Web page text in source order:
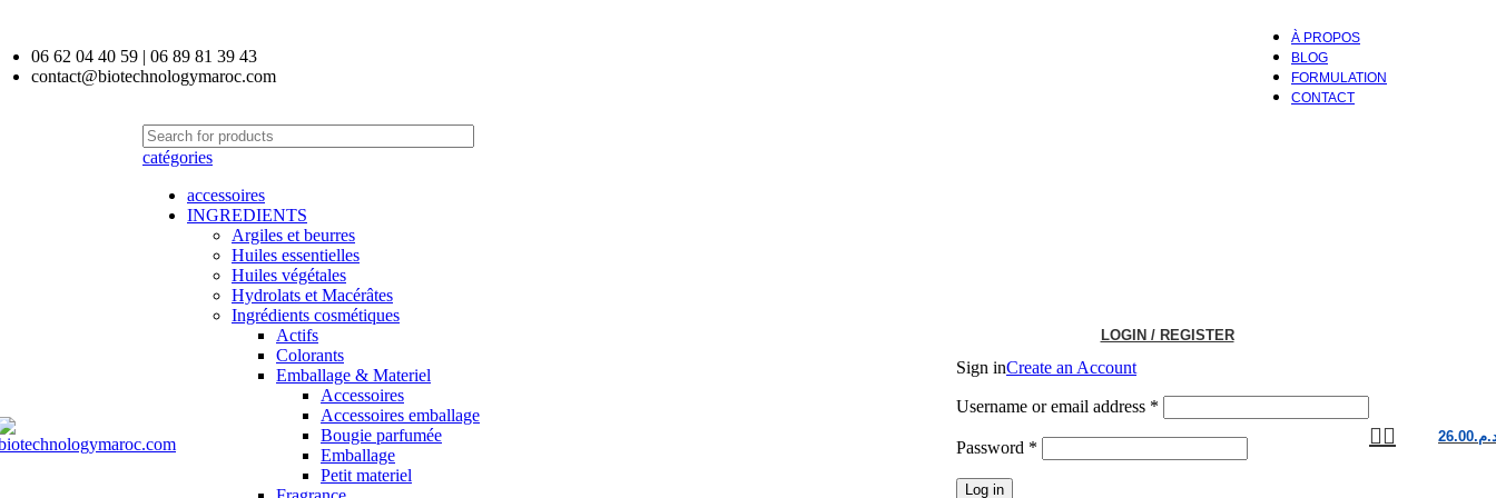
06 62 04 40 59 | 06 89 81 39 43
contact@biotechnologymaroc.com
À PROPOS
BLOG
FORMULATION
CONTACT
catégories
accessoires
INGREDIENTS
Argiles et beurres
Huiles essentielles
Huiles végétales
Hydrolats et Macérâtes
Ingrédients cosmétiques
Actifs
Colorants
Emballage & Materiel
Accessoires
Accessoires emballage
Bougie parfumée
Emballage
Petit materiel
LOGIN / REGISTER
Sign inCreate an Account
Username or email address *
Password *
Log in
26.00